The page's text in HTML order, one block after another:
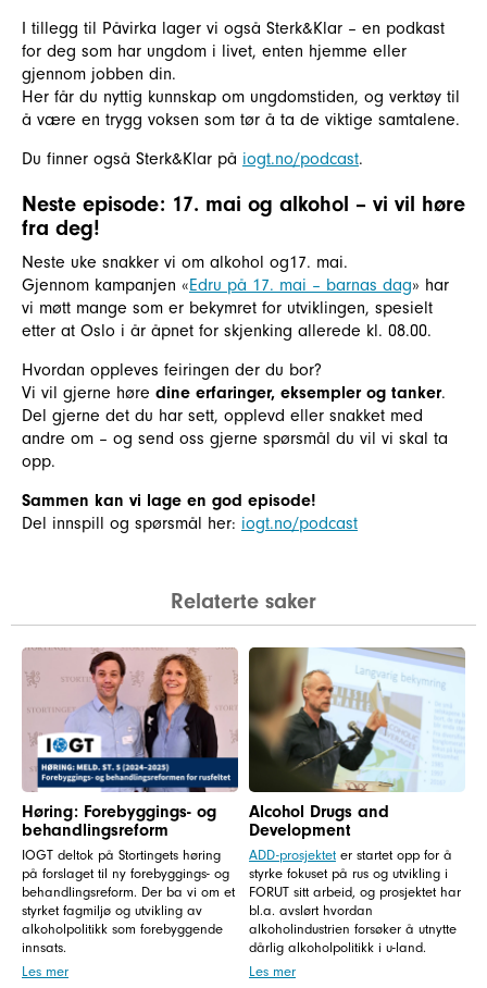
I tillegg til Påvirka lager vi også Sterk&Klar – en podkast
for deg som har ungdom i livet, enten hjemme eller
gjennom jobben din.
Her får du nyttig kunnskap om ungdomstiden, og verktøy til
å være en trygg voksen som tør å ta de viktige samtalene.
Du finner også Sterk&Klar på iogt.no/podcast.
Neste episode: 17. mai og alkohol – vi vil høre
fra deg!
Neste uke snakker vi om alkohol og17. mai.
Gjennom kampanjen «Edru på 17. mai – barnas dag» har
vi møtt mange som er bekymret for utviklingen, spesielt
etter at Oslo i år åpnet for skjenking allerede kl. 08.00.
Hvordan oppleves feiringen der du bor?
Vi vil gjerne høre dine erfaringer, eksempler og tanker.
Del gjerne det du har sett, opplevd eller snakket med
andre om – og send oss gjerne spørsmål du vil vi skal ta
opp.
Sammen kan vi lage en god episode!
Del innspill og spørsmål her: iogt.no/podcast
Relaterte saker
Høring: Forebyggings- og
behandlingsreform
IOGT deltok på Stortingets høring
på forslaget til ny forebyggings- og
behandlingsreform. Der ba vi om et
styrket fagmiljø og utvikling av
alkoholpolitikk som forebyggende
innsats.
Les mer
Alcohol Drugs and
Development
ADD-prosjektet er startet opp for å
styrke fokuset på rus og utvikling i
FORUT sitt arbeid, og prosjektet har
bl.a. avslørt hvordan
alkoholindustrien forsøker å utnytte
dårlig alkoholpolitikk i u-land.
Les mer